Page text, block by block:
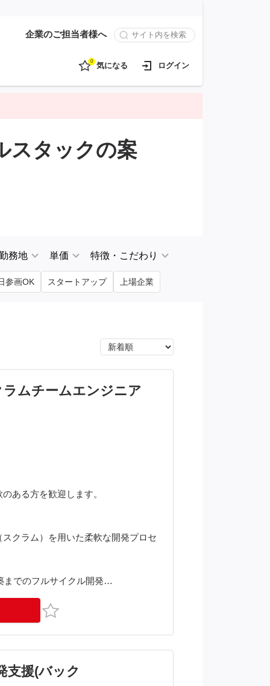
企業のご担当者様へ
0 気になる ログイン
スタックの案
務地 単価 特徴・こだわり
参画OK スタートアップ 上場企業
ラムチームエンジニア
ある方を歓迎します。
クラム）を用いた柔軟な開発プロセ
でのフルサイクル開発
お気に入り
支援(バック